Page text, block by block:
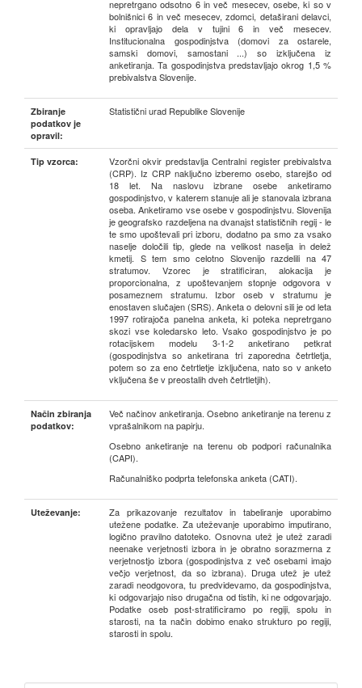
nepretrgano odsotno 6 in več mesecev, osebe, ki so v
bolnišnici 6 in več mesecev, zdomci, detaširani delavci,
ki opravljajo dela v tujini 6 in več mesecev.
Institucionalna gospodinjstva (domovi za ostarele,
samski domovi, samostani ...) so izključena iz
anketiranja. Ta gospodinjstva predstavljajo okrog 1,5 %
prebivalstva Slovenije.
Zbiranje
podatkov je
opravil:
Statistični urad Republike Slovenije
Tip vzorca:
Vzorčni okvir predstavlja Centralni register prebivalstva
(CRP). Iz CRP naključno izberemo osebo, starejšo od
18 let. Na naslovu izbrane osebe anketiramo
gospodinjstvo, v katerem stanuje ali je stanovala izbrana
oseba. Anketiramo vse osebe v gospodinjstvu. Slovenija
je geografsko razdeljena na dvanajst statističnih regij - le
te smo upoštevali pri izboru, dodatno pa smo za vsako
naselje določili tip, glede na velikost naselja in delež
kmetij. S tem smo celotno Slovenijo razdelili na 47
stratumov. Vzorec je stratificiran, alokacija je
proporcionalna, z upoštevanjem stopnje odgovora v
posameznem stratumu. Izbor oseb v stratumu je
enostaven slučajen (SRS). Anketa o delovni sili je od leta
1997 rotirajoča panelna anketa, ki poteka nepretrgano
skozi vse koledarsko leto. Vsako gospodinjstvo je po
rotacijskem modelu 3-1-2 anketirano petkrat
(gospodinjstva so anketirana tri zaporedna četrtletja,
potem so za eno četrtletje izključena, nato so v anketo
vključena še v preostalih dveh četrtletjih).
Način zbiranja
podatkov:
Več načinov anketiranja. Osebno anketiranje na terenu z
vprašalnikom na papirju.
Osebno anketiranje na terenu ob podpori računalnika
(CAPI).
Računalniško podprta telefonska anketa (CATI).
Uteževanje:
Za prikazovanje rezultatov in tabeliranje uporabimo
utežene podatke. Za uteževanje uporabimo imputirano,
logično pravilno datoteko. Osnovna utež je utež zaradi
neenake verjetnosti izbora in je obratno sorazmerna z
verjetnostjo izbora (gospodinjstva z več osebami imajo
večjo verjetnost, da so izbrana). Druga utež je utež
zaradi neodgovora, tu predvidevamo, da gospodinjstva,
ki odgovarjajo niso drugačna od tistih, ki ne odgovarjajo.
Podatke oseb post-stratificiramo po regiji, spolu in
starosti, na ta način dobimo enako strukturo po regiji,
starosti in spolu.